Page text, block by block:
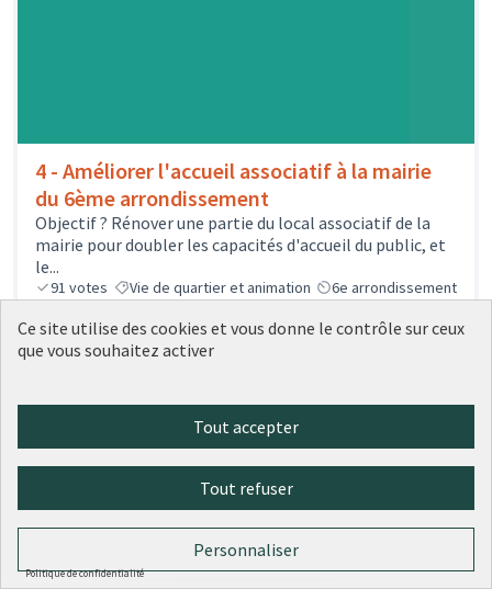
4 - Améliorer l'accueil associatif à la mairie
du 6ème arrondissement
Objectif ? Rénover une partie du local associatif de la
mairie pour doubler les capacités d'accueil du public, et
le...
91 votes Vie de quartier et animation
6e arrondissement
Sélectionné
221 000 €
Ce site utilise des cookies et vous donne le contrôle sur ceux
que vous souhaitez activer
Tout accepter
Tout refuser
Personnaliser
Politique de confidentialité